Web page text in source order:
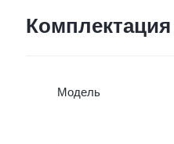
Комплектация
Модель